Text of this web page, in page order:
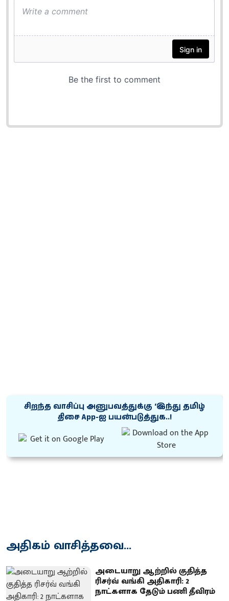
சிறந்த வாசிப்பு அனுபவத்துக்கு ‘இந்து தமிழ்
திசை App-ஐ பயன்படுத்துக..!
அதிகம் வாசித்தவை...
அடையாறு ஆற்றில் குதித்த
ரிசர்வ் வங்கி அதிகாரி: 2
நாட்களாக தேடும் பணி தீவிரம்